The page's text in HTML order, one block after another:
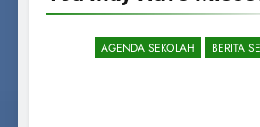
AGENDA SEKOLAH BERITA